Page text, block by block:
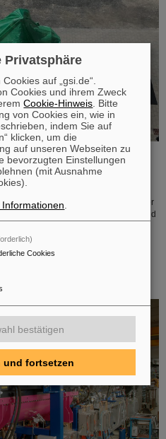
Super-FRS, ein
das FAIR-Baufeld gebracht worden.
eine Kombination verschiedener
und Steuerdipol), die in einem
und Kryostat untergebracht sind. Der
langen, zweieinhalb Meter breiten und
Gewicht von 48 Tonnen…
Abbremsanlage
Privatsphäre
auf „gsi.de“.
Cookies und ihrem Zweck
Cookie-Hinweis . Bitte
von Cookies ein, wie in
indem Sie auf
klicken, um die
auf unseren Webseiten zu
bevorzugten Einstellungen
(mit Ausnahme
Cookies
bestätigen
und fortsetzen